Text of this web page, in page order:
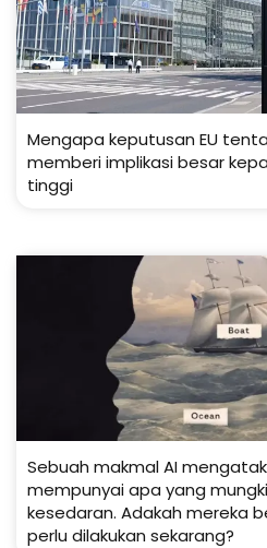
Mengapa keputusan EU
memberi implikasi besar
tinggi
Sebuah makmal AI
mempunyai apa yang
kesedaran. Adakah mereka
perlu dilakukan sekarang?